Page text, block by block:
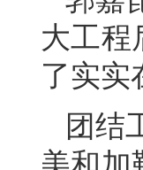
大工程
了实实
团结